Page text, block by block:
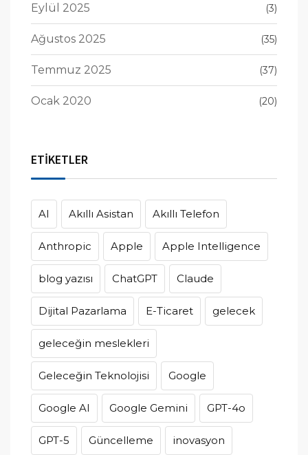
Eylül 2025 (3)
Ağustos 2025 (35)
Temmuz 2025 (37)
Ocak 2020 (20)
ETİKETLER
AI Akıllı Asistan Akıllı Telefon
Anthropic Apple Apple Intelligence
blog yazısı ChatGPT Claude
Dijital Pazarlama E-Ticaret gelecek
geleceğin meslekleri
Geleceğin Teknolojisi Google
Google AI Google Gemini GPT-4o
GPT-5 Güncelleme inovasyon